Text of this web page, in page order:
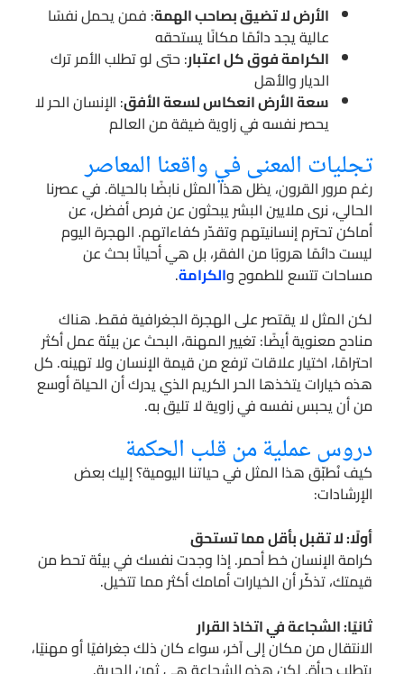
الأرض لا تضيق بصاحب الهمة: فمن يحمل نفسًا
عالية يجد دائمًا مكانًا يستحقه
الكرامة فوق كل اعتبار: حتى لو تطلب الأمر ترك
الديار والأهل
سعة الأرض انعكاس لسعة الأفق: الإنسان الحر لا
يحصر نفسه في زاوية ضيقة من العالم
تجليات المعنى في واقعنا المعاصر
رغم مرور القرون، يظل هذا المثل نابضًا بالحياة. في عصرنا
الحالي، نرى ملايين البشر يبحثون عن فرص أفضل، عن
أماكن تحترم إنسانيتهم وتقدّر كفاءاتهم. الهجرة اليوم
ليست دائمًا هروبًا من الفقر، بل هي أحيانًا بحث عن
مساحات تتسع للطموح والكرامة.
لكن المثل لا يقتصر على الهجرة الجغرافية فقط. هناك
منادح معنوية أيضًا: تغيير المهنة، البحث عن بيئة عمل أكثر
احترامًا، اختيار علاقات ترفع من قيمة الإنسان ولا تهينه. كل
هذه خيارات يتخذها الحر الكريم الذي يدرك أن الحياة أوسع
من أن يحبس نفسه في زاوية لا تليق به.
دروس عملية من قلب الحكمة
كيف نُطبّق هذا المثل في حياتنا اليومية؟ إليك بعض
الإرشادات:
أولًا: لا تقبل بأقل مما تستحق
كرامة الإنسان خط أحمر. إذا وجدت نفسك في بيئة تحط من
قيمتك، تذكّر أن الخيارات أمامك أكثر مما تتخيل.
ثانيًا: الشجاعة في اتخاذ القرار
الانتقال من مكان إلى آخر، سواء كان ذلك جغرافيًا أو مهنيًا،